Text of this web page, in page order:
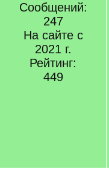
Сообщений:
247
На сайте с
2021 г.
Рейтинг:
449